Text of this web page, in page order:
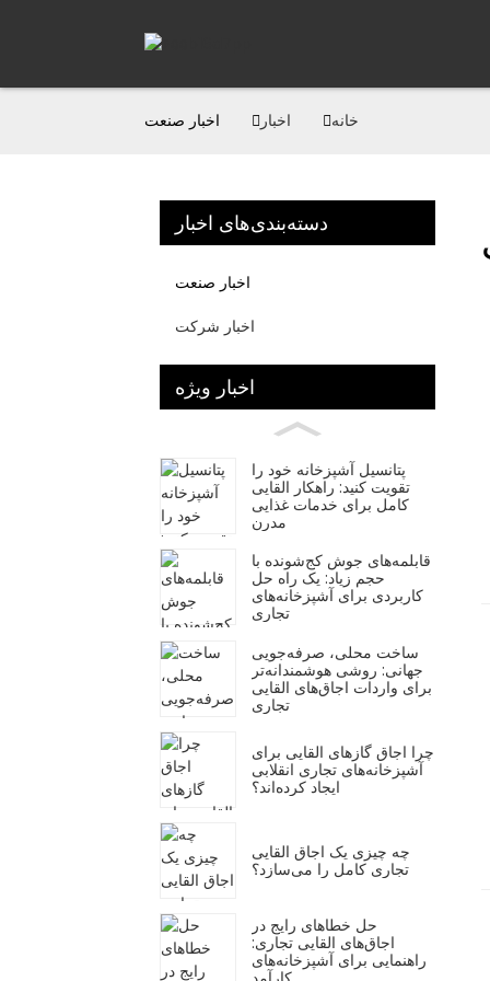
خانه اخبار اخبار صنعت
دسته‌بندی‌های اخبار
اخبار صنعت
اخبار شرکت
اخبار ویژه
پتانسیل آشپزخانه خود را
تقویت کنید: راهکار القایی
کامل برای خدمات غذایی
مدرن
قابلمه‌های جوش کج‌شونده با
حجم زیاد: یک راه حل
کاربردی برای آشپزخانه‌های
تجاری
ساخت محلی، صرفه‌جویی
جهانی: روشی هوشمندانه‌تر
برای واردات اجاق‌های القایی
تجاری
چرا اجاق گازهای القایی برای
آشپزخانه‌های تجاری انقلابی
ایجاد کرده‌اند؟
چه چیزی یک اجاق القایی
تجاری کامل را می‌سازد؟
حل خطاهای رایج در
اجاق‌های القایی تجاری:
راهنمایی برای آشپزخانه‌های